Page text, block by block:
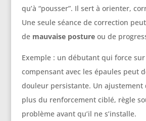
qu’à “pousser”. Il sert à orienter,
Une seule séance de correction
de mauvaise postureou de
Exemple : un débutant qui force
compensant avec les épaules peut
douleur persistante. Un ajustement
plus du renforcement ciblé, règle
problème avant qu’il ne s’installe.